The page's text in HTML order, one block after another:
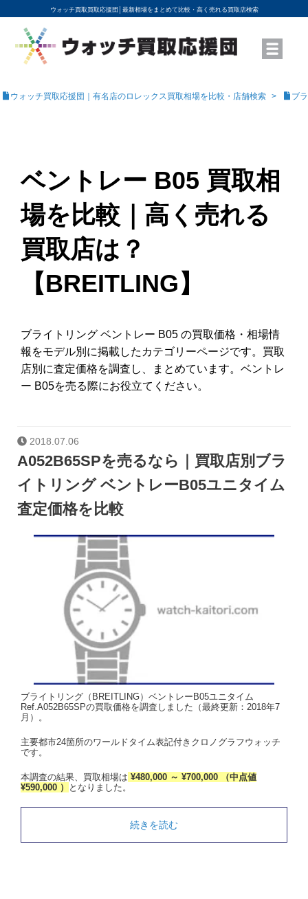
ウォッチ買取買取応援団│ 最新相場をまとめて比較・高く売れる買取店検索
YouTubeで動画を公開中
ROLEXモデル名から買取相場を調べる
高級時計ブランド名から買取相場を調べる
地域から買取店を探す
店舗名から買取店を探す
ブランド時計を高く売る方法
買取査定を依頼する
ウォッチ買取応援団｜有名店のロレックス買取相場を比較・店舗検索 ブ
ベントレー B05 買取相
場を比較｜高く売れる
買取店は？
【BREITLING】
ブライトリング ベントレー B05 の買取価格・相場情
報をモデル別に掲載したカテゴリーページです。買取
店別に査定価格を調査し、まとめています。ベントレ
ー B05を売る際にお役立てください。
2018.07.06
A052B65SPを売るなら｜買取店別ブラ
イトリング ベントレーB05ユニタイム
査定価格を比較
ブライトリング（BREITLING）ベントレーB05ユニタイム
Ref.A052B65SPの買取価格を調査しました（最終更新：2018年7
月）。
主要都市24箇所のワールドタイム表記付きクロノグラフウォッチ
です。
本調査の結果、買取相場は ¥480,000 ～ ¥700,000 （中点値
¥590,000 ）
となりました。
続きを読む